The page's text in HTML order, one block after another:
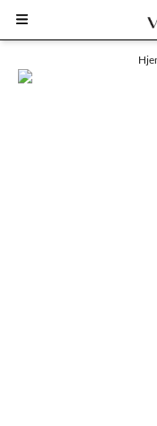
Hopp til innhold